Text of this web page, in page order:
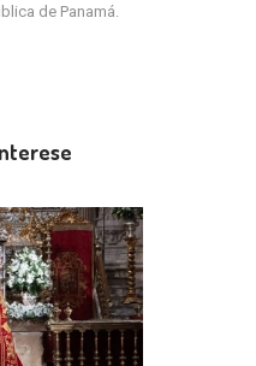
de Panamá.